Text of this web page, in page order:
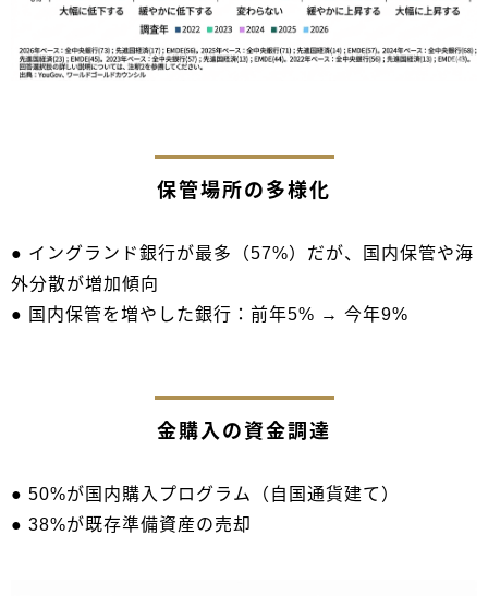
保管場所の多様化
● イングランド銀行が最多（57%）だが、国内保管や海
外分散が増加傾向
● 国内保管を増やした銀行：前年5% → 今年9%
金購入の資金調達
● 50%が国内購入プログラム（自国通貨建て）
● 38%が既存準備資産の売却